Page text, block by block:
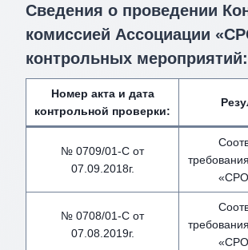
Сведения о проведении
комиссией Ассоциации
контрольных мероприятий:
Номер акта и дата
контрольной проверки:
№ 0709/01-С от
07.09.2018г.
№ 0708/01-С от
07.08.2019г.